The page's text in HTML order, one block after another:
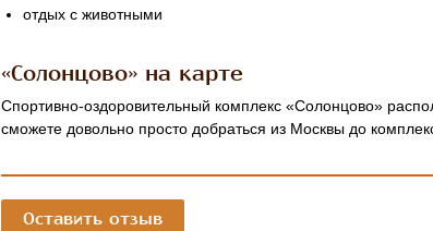
отдых с животными
«Солонцово» на карте
Спортивно-оздоровительный комплекс «Солонцово»
сможете довольно просто добраться из Москвы до
Оставить отзыв